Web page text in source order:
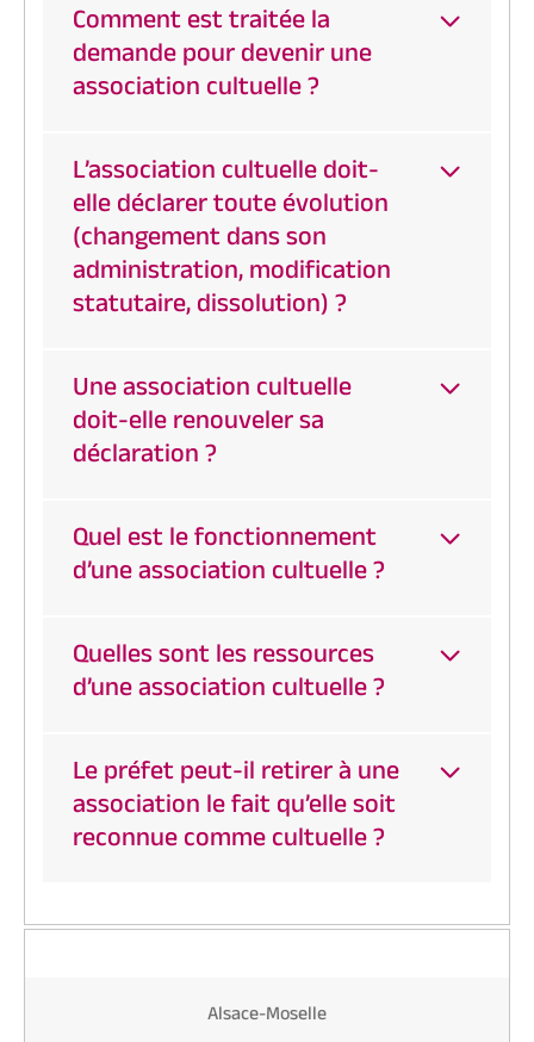
Comment est traitée la
demande pour devenir une
association cultuelle ?
L’association cultuelle doit-
elle déclarer toute évolution
(changement dans son
administration, modification
statutaire, dissolution) ?
Une association cultuelle
doit-elle renouveler sa
déclaration ?
Quel est le fonctionnement
d’une association cultuelle ?
Quelles sont les ressources
d’une association cultuelle ?
Le préfet peut-il retirer à une
association le fait qu’elle soit
reconnue comme cultuelle ?
Alsace-Moselle